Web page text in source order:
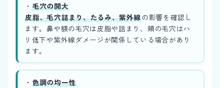
・ 毛穴の開大
皮脂、毛穴詰まり、たるみ、紫外線の影響を確認し
ます。鼻や額の毛穴は皮脂や詰まり、頬の毛穴はハ
リ低下や紫外線ダメージが関係している場合があり
ます。
・ 色調の均一性